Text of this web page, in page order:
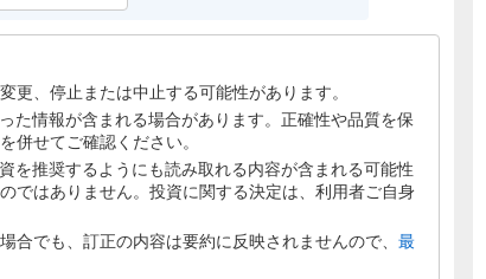
更、停止または中止する可能性があります。
た情報が含まれる場合があります。正確性や品質を保
併せてご確認ください。
を推奨するようにも読み取れる内容が含まれる可能性
ではありません。投資に関する決定は、利用者ご自身
合でも、訂正の内容は要約に反映されませんので、 最